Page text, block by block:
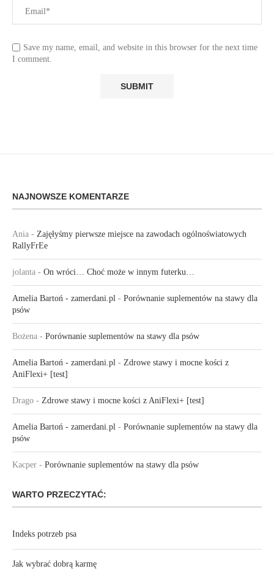
Save my name, email, and website in this browser for the next time
I comment.
NAJNOWSZE KOMENTARZE
Ania - Zajęłyśmy pierwsze miejsce na zawodach ogólnoświatowych
RallyFrEe
jolanta - On wróci… Choć może w innym futerku…
Amelia Bartoń - zamerdani.pl - Porównanie suplementów na stawy dla
psów
Bożena - Porównanie suplementów na stawy dla psów
Amelia Bartoń - zamerdani.pl - Zdrowe stawy i mocne kości z
AniFlexi+ [test]
Drago - Zdrowe stawy i mocne kości z AniFlexi+ [test]
Amelia Bartoń - zamerdani.pl - Porównanie suplementów na stawy dla
psów
Kacper - Porównanie suplementów na stawy dla psów
WARTO PRZECZYTAĆ:
Indeks potrzeb psa
Jak wybrać dobrą karmę